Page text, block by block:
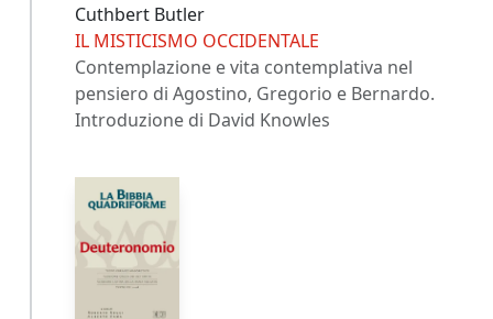
Cuthbert Butler
IL MISTICISMO OCCIDENTALE
Contemplazione e vita contemplativa nel
pensiero di Agostino, Gregorio e Bernardo.
Introduzione di David Knowles